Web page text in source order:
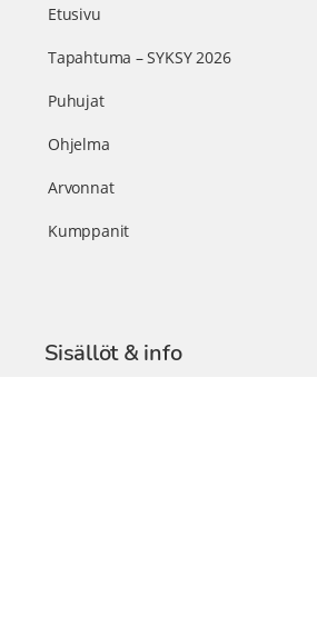
Etusivu
Tapahtuma – SYKSY 2026
Puhujat
Ohjelma
Arvonnat
Kumppanit
Sisällöt & info